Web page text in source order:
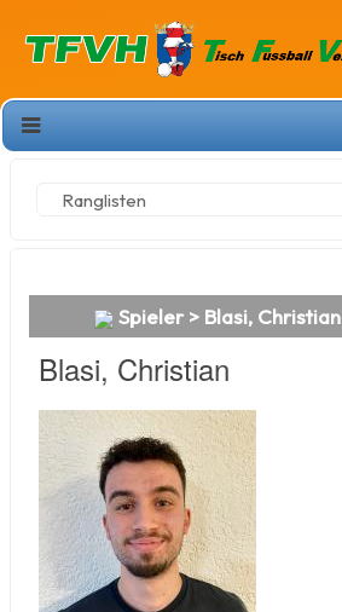
Ranglisten
Spieler > Blasi, Christian
Blasi, Christian